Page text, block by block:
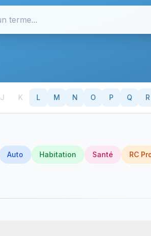
J K L M N O P Q R
Auto Habitation Santé RC